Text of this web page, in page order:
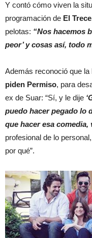
Y contó cómo viven la
programación de El Trece
pelotas: “Nos hacemos
peor’ y cosas así, todo
Además reconoció que
piden Permiso, para
ex de Suar: “Sí, y le dije
puedo hacer pegado lo
que hacer esa comedia,
profesional de lo
por qué”.